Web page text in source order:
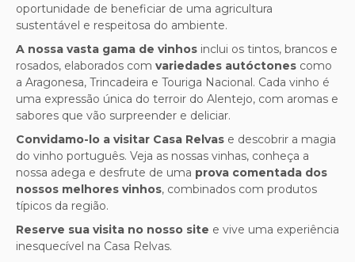
oportunidade de beneficiar de uma agricultura
sustentável e respeitosa do ambiente.
A nossa vasta gama de vinhos inclui os tintos, brancos e
rosados, elaborados com variedades autóctones como
a Aragonesa, Trincadeira e Touriga Nacional. Cada vinho é
uma expressão única do terroir do Alentejo, com aromas e
sabores que vão surpreender e deliciar.
Convidamo-lo a visitar Casa Relvas e descobrir a magia
do vinho português. Veja as nossas vinhas, conheça a
nossa adega e desfrute de uma prova comentada dos
nossos melhores vinhos, combinados com produtos
típicos da região.
Reserve sua visita no nosso site e vive uma experiência
inesquecível na Casa Relvas.